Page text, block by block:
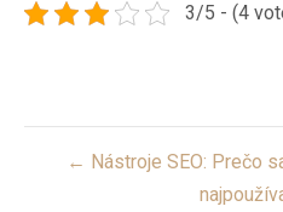
3/5 - (4
Post
navigation
← Nástroje SEO: Prečo